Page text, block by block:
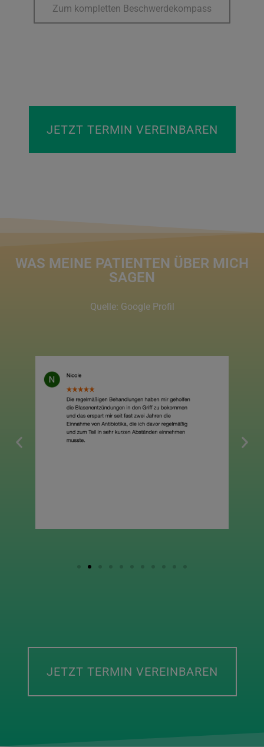
Zum kompletten Beschwerdekompass
JETZT TERMIN VEREINBAREN
WAS MEINE PATIENTEN ÜBER MICH
SAGEN
Quelle: Google Profil
JETZT TERMIN VEREINBAREN